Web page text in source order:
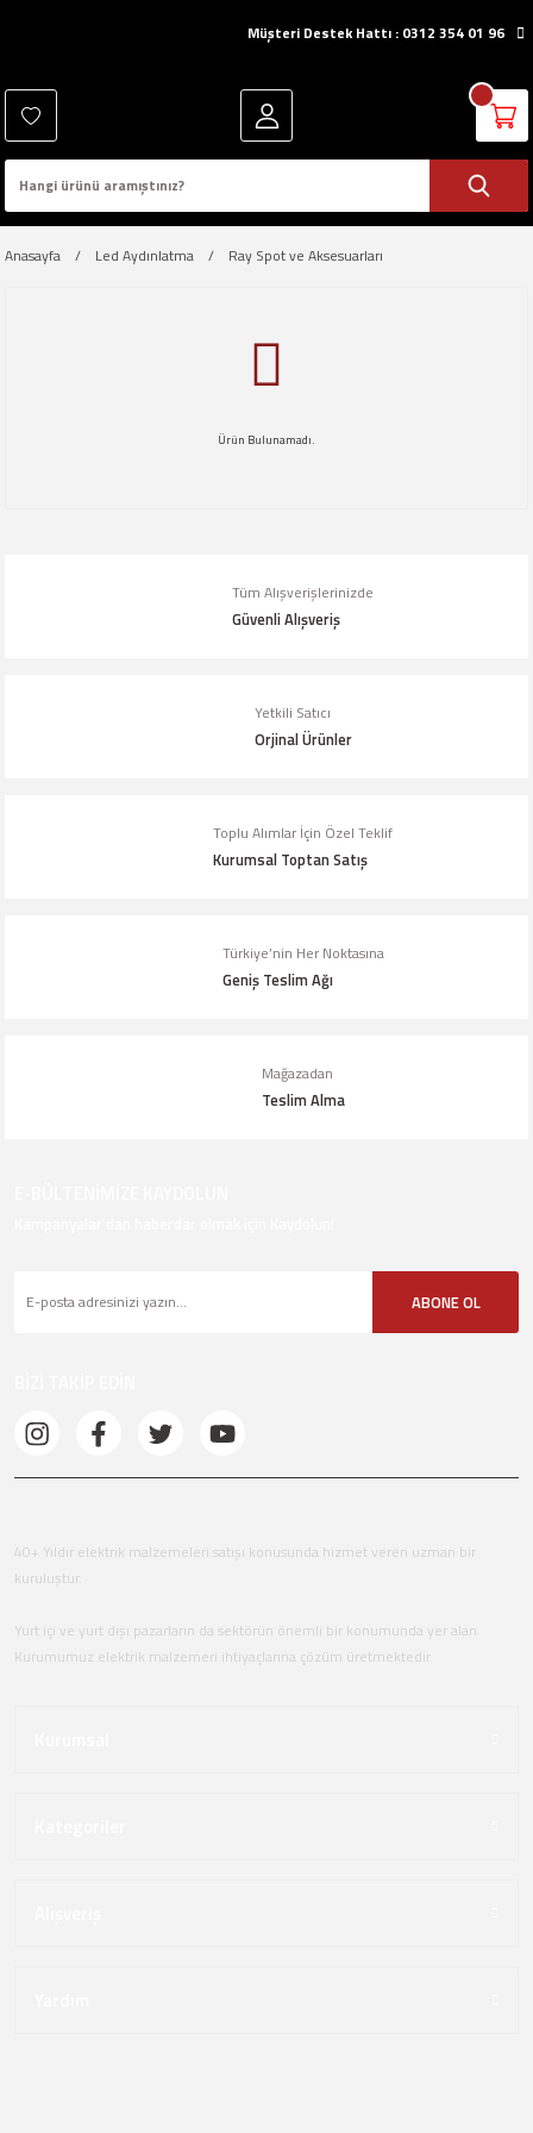
Müşteri Destek Hattı : 0312 354 01 96
Anasayfa Led Aydınlatma Ray Spot ve Aksesuarları
Ürün Bulunamadı.
Tüm Alışverişlerinizde
Güvenli Alışveriş
Yetkili Satıcı
Orjinal Ürünler
Toplu Alımlar İçin Özel Teklif
Kurumsal Toptan Satış
Türkiye’nin Her Noktasına
Geniş Teslim Ağı
Mağazadan
Teslim Alma
ABONE OL
40+ Yıldır elektrik malzemeleri satışı konusunda hizmet veren uzman bir
kuruluştur.
Yurt içi ve yurt dışı pazarların da sektörün önemli bir konumunda yer alan
Kurumumuz elektrik malzemeri ihtiyaçlarına çözüm üretmektedir.